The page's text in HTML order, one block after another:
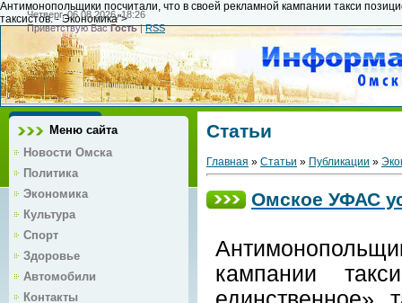
Антимонопольщики посчитали, что в своей рекламной кампании такси
таксистов. - Экономика">
Четверг, 06.08.2026, 18:26
Приветствую Вас Гость|RSS
Меню сайта
Новости Омска
Политика
Экономика
Культура
Спорт
Здоровье
Автомобили
Контакты
Статьи
Главная » Статьи » Публикации »
Омское УФАС
кампании